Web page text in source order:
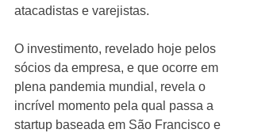
atacadistas e varejistas.
O investimento, revelado hoje pelos
sócios da empresa, e que ocorre em
plena pandemia mundial, revela o
incrível momento pela qual passa a
startup baseada em São Francisco e